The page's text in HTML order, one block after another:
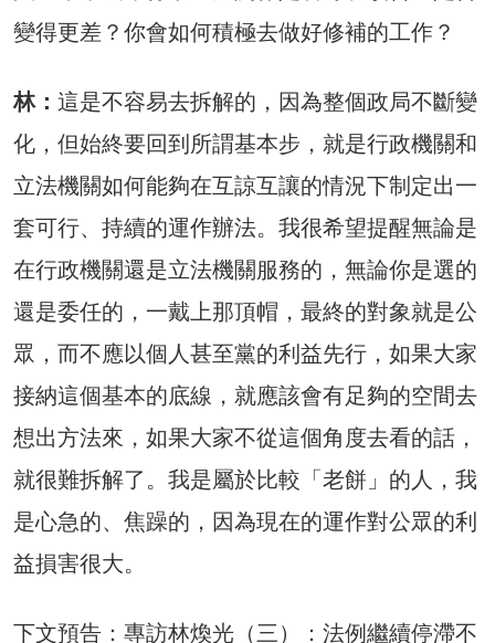
變得更差？你會如何積極去做好修補的工作？
林： 這是不容易去拆解的，因為整個政局不斷變
化，但始終要回到所謂基本步，就是行政機關和
立法機關如何能夠在互諒互讓的情況下制定出一
套可行、持續的運作辦法。我很希望提醒無論是
在行政機關還是立法機關服務的，無論你是選的
還是委任的，一戴上那頂帽，最終的對象就是公
眾，而不應以個人甚至黨的利益先行，如果大家
接納這個基本的底線，就應該會有足夠的空間去
想出方法來，如果大家不從這個角度去看的話，
就很難拆解了。我是屬於比較「老餅」的人，我
是心急的、焦躁的，因為現在的運作對公眾的利
益損害很大。
下文預告：專訪林煥光（三）：法例繼續停滯不